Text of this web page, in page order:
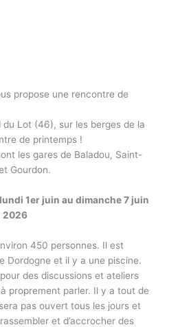
propose une rencontre de
Lot (46), sur les berges de la
de printemps !
les gares de Baladou, Saint-
Gourdon.
1er juin au dimanche 7 juin
2026
450 personnes. Il est
Dordogne et il y a une piscine.
des discussions et ateliers
proprement parler. Il y a tout de
pas ouvert tous les jours et
et d’accrocher des